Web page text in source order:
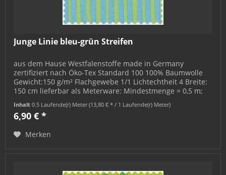
Junge Linie bleu-grün Streifen
aus dem Hause Westfalenstoffe made in Germany
zertifiziert nach Öko-Tex Standard 100 100% Baumwolle
Gewicht:150 g/m² Flachgewebe 1/1 Lichtechtheit 4 Breite:
150 cm lieferbar als Meterware: Mindestmenge = 0,5 m;
Inhalt0.5 Laufende(r) Meter(13,80 € * / 1 Laufende(r) Meter)
6,90 € *
Merken